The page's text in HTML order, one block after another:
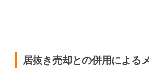
居抜き売却との併用による